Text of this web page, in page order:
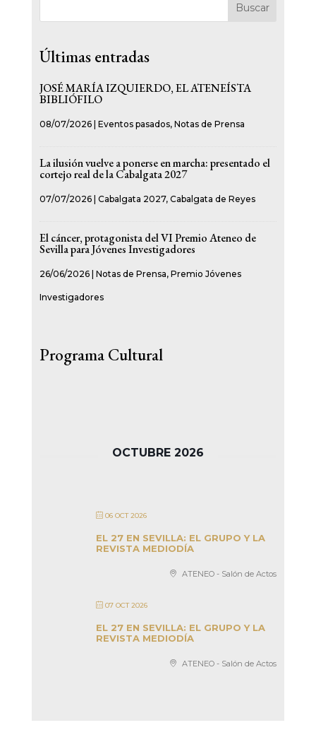
Buscar
Últimas entradas
JOSÉ MARÍA IZQUIERDO, EL ATENEÍSTA
BIBLIÓFILO
08/07/2026| Eventos pasados, Notas de Prensa
La ilusión vuelve a ponerse en marcha: presentado el
cortejo real de la Cabalgata 2027
07/07/2026| Cabalgata 2027, Cabalgata de Reyes
El cáncer, protagonista del VI Premio Ateneo de
Sevilla para Jóvenes Investigadores
26/06/2026| Notas de Prensa, Premio Jóvenes
Investigadores
Programa Cultural
OCTUBRE 2026
06 OCT 2026
EL 27 EN SEVILLA: EL GRUPO Y LA
REVISTA MEDIODÍA
ATENEO - Salón de Actos
07 OCT 2026
EL 27 EN SEVILLA: EL GRUPO Y LA
REVISTA MEDIODÍA
ATENEO - Salón de Actos